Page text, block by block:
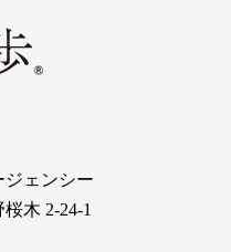
ェンシー
木 2-24-1